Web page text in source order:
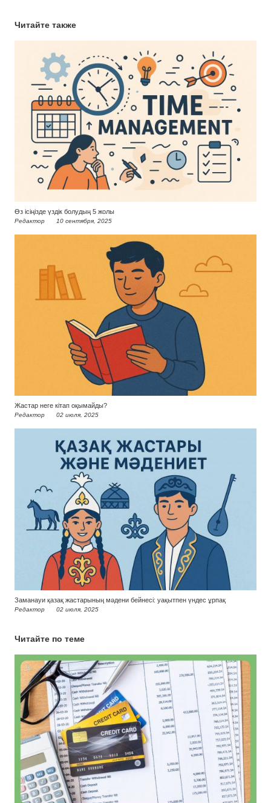
Читайте также
Өз ісіңізде үздік болудың 5 жолы
Редактор 10 сентября, 2025
Жастар неге кітап оқымайды?
Редактор 02 июля, 2025
Заманауи қазақ жастарының мәдени бейнесі: уақытпен үндес ұрпақ
Редактор 02 июля, 2025
Читайте по теме